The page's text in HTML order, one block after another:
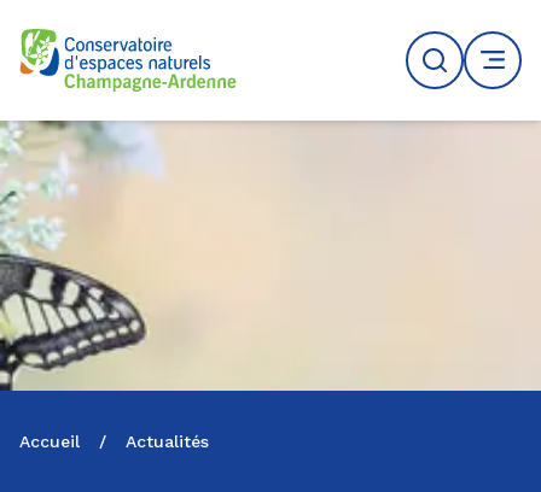
Logo du CENCA
Recherche
MENU
Accueil / Actualités